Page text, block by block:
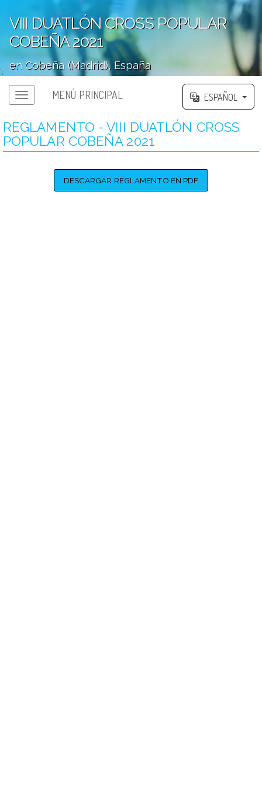
VIII DUATLÓN CROSS POPULAR
COBEÑA 2021
en Cobeña (Madrid), España
';
MENÚ PRINCIPAL ESPAÑOL
REGLAMENTO - VIII DUATLÓN CROSS
POPULAR COBEÑA 2021
DESCARGAR REGLAMENTO EN PDF